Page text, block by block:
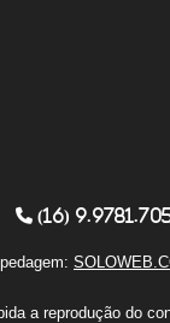
(16)
a reprodução do